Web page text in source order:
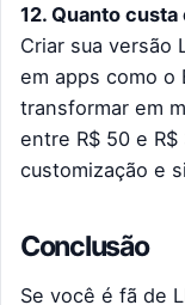
12. Quanto custa
Criar sua versão
em apps como o
transformar em
entre R$ 50 e
customização e
Conclusão
Se você é fã de